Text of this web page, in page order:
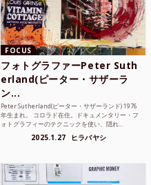
FOCUS
フォトグラファーPeter Suth
erland(ピーター・サザーラ
ン...
Peter Sutherland(ピーター・サザーランド) 1976
年生まれ。 コロラド在住。ドキュメンタリー・フ
ォトグラフィーのテクニックを使い、隠れ...
2025.1.27 ヒラバヤシ